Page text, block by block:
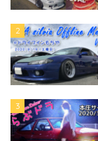
2
3